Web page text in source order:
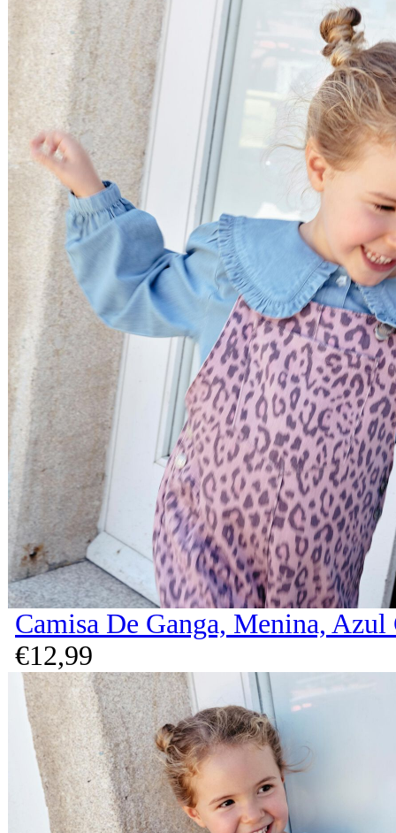
Camisa De Ganga, Menina, Azul
€12,99